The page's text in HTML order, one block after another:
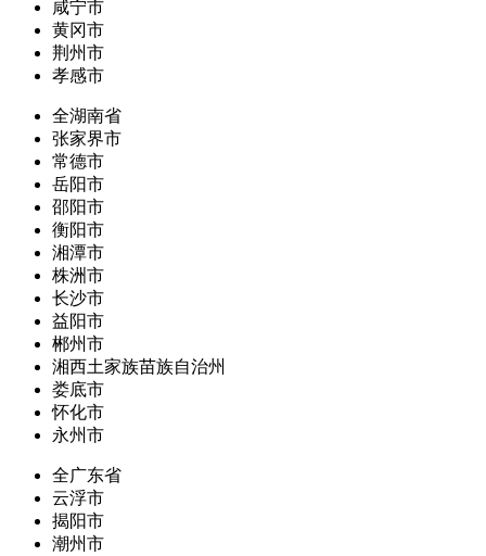
咸宁市
黄冈市
荆州市
孝感市
全湖南省
张家界市
常德市
岳阳市
邵阳市
衡阳市
湘潭市
株洲市
长沙市
益阳市
郴州市
湘西土家族苗族自治州
娄底市
怀化市
永州市
全广东省
云浮市
揭阳市
潮州市